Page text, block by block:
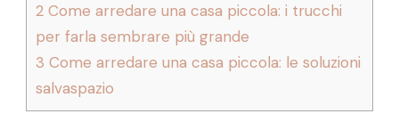
2 Come arredare una casa piccola: i trucchi
per farla sembrare più grande
3 Come arredare una casa piccola: le soluzioni
salvaspazio